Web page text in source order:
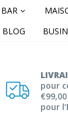
BLOG
pour
pour